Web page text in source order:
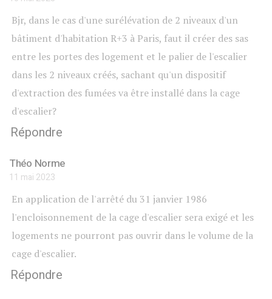
Bjr, dans le cas d'une surélévation de 2 niveaux d'un
bâtiment d'habitation R+3 à Paris, faut il créer des sas
entre les portes des logement et le palier de l'escalier
dans les 2 niveaux créés, sachant qu'un dispositif
d'extraction des fumées va être installé dans la cage
d'escalier?
Répondre
Théo Norme
11 mai 2023
En application de l'arrêté du 31 janvier 1986
l'encloisonnement de la cage d'escalier sera exigé et les
logements ne pourront pas ouvrir dans le volume de la
cage d'escalier.
Répondre